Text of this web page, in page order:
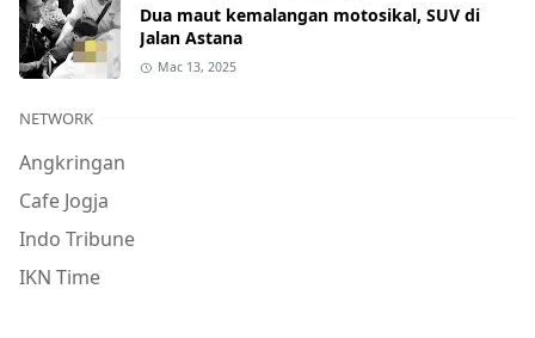
Dua maut kemalangan motosikal, SUV di
Jalan Astana
Mac 13, 2025
NETWORK
Angkringan
Cafe Jogja
Indo Tribune
IKN Time